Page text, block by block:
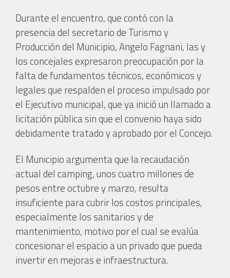
Durante el encuentro, que contó con la
presencia del secretario de Turismo y
Producción del Municipio, Angelo Fagnani, las y
los concejales expresaron preocupación por la
falta de fundamentos técnicos, económicos y
legales que respalden el proceso impulsado por
el Ejecutivo municipal, que ya inició un llamado a
licitación pública sin que el convenio haya sido
debidamente tratado y aprobado por el Concejo.
El Municipio argumenta que la recaudación
actual del camping, unos cuatro millones de
pesos entre octubre y marzo, resulta
insuficiente para cubrir los costos principales,
especialmente los sanitarios y de
mantenimiento, motivo por el cual se evalúa
concesionar el espacio a un privado que pueda
invertir en mejoras e infraestructura.